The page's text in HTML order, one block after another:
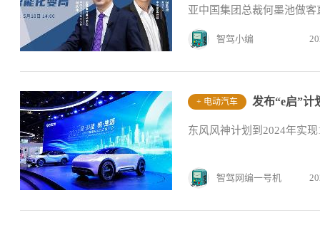
亚中国集团总裁何墨池做客
智驾小编
+ 电动汽车 发布“e启”计
东风风神计划到2024年实
智驾网编一号机